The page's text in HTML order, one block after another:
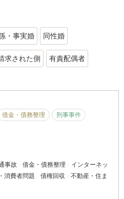
・事実婚 同性婚
求された側 有責配偶者
借金・債務整理
刑事事件
事故 借金・債務整理
インターネッ
消費者問題 債権回収
不動産・住ま